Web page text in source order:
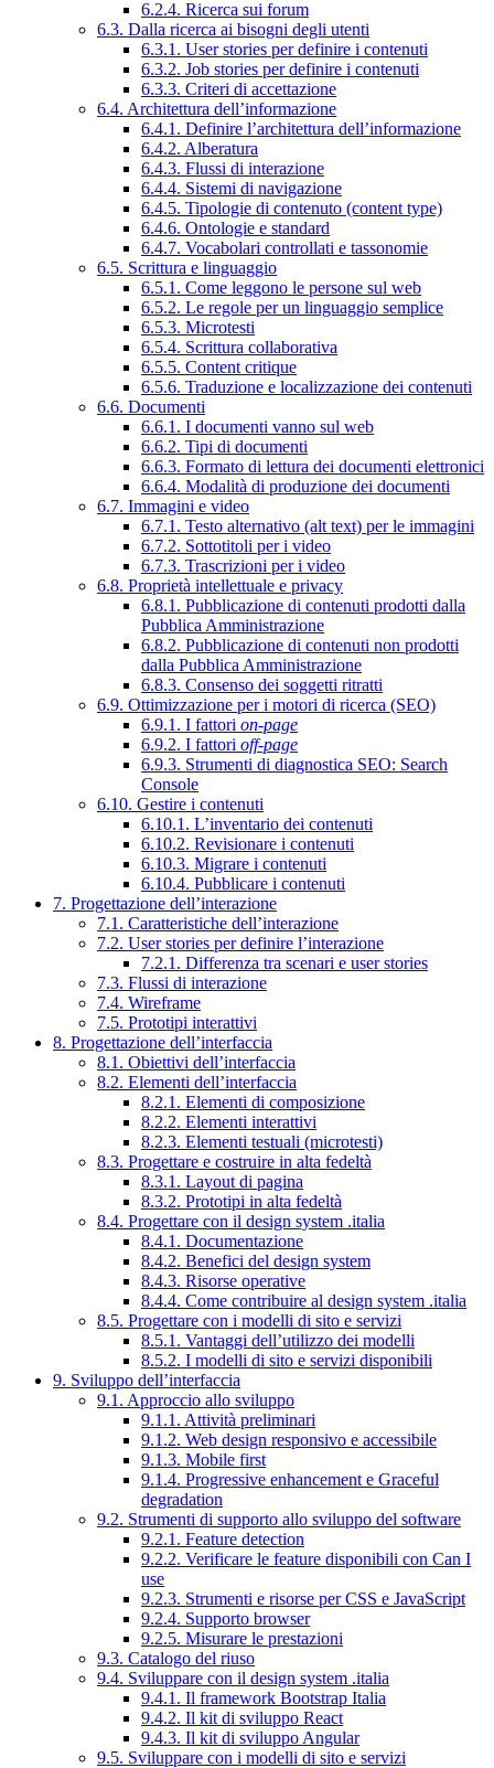
6.2.4. Ricerca sui forum
6.3. Dalla ricerca ai bisogni degli utenti
6.3.1. User stories per definire i contenuti
6.3.2. Job stories per definire i contenuti
6.3.3. Criteri di accettazione
6.4. Architettura dell’informazione
6.4.1. Definire l’architettura dell’informazione
6.4.2. Alberatura
6.4.3. Flussi di interazione
6.4.4. Sistemi di navigazione
6.4.5. Tipologie di contenuto (content type)
6.4.6. Ontologie e standard
6.4.7. Vocabolari controllati e tassonomie
6.5. Scrittura e linguaggio
6.5.1. Come leggono le persone sul web
6.5.2. Le regole per un linguaggio semplice
6.5.3. Microtesti
6.5.4. Scrittura collaborativa
6.5.5. Content critique
6.5.6. Traduzione e localizzazione dei contenuti
6.6. Documenti
6.6.1. I documenti vanno sul web
6.6.2. Tipi di documenti
6.6.3. Formato di lettura dei documenti elettronici
6.6.4. Modalità di produzione dei documenti
6.7. Immagini e video
6.7.1. Testo alternativo (alt text) per le immagini
6.7.2. Sottotitoli per i video
6.7.3. Trascrizioni per i video
6.8. Proprietà intellettuale e privacy
6.8.1. Pubblicazione di contenuti prodotti dalla
Pubblica Amministrazione
6.8.2. Pubblicazione di contenuti non prodotti
dalla Pubblica Amministrazione
6.8.3. Consenso dei soggetti ritratti
6.9. Ottimizzazione per i motori di ricerca (SEO)
6.9.1. I fattori on-page
6.9.2. I fattori off-page
6.9.3. Strumenti di diagnostica SEO: Search
Console
6.10. Gestire i contenuti
6.10.1. L’inventario dei contenuti
6.10.2. Revisionare i contenuti
6.10.3. Migrare i contenuti
6.10.4. Pubblicare i contenuti
7. Progettazione dell’interazione
7.1. Caratteristiche dell’interazione
7.2. User stories per definire l’interazione
7.2.1. Differenza tra scenari e user stories
7.3. Flussi di interazione
7.4. Wireframe
7.5. Prototipi interattivi
8. Progettazione dell’interfaccia
8.1. Obiettivi dell’interfaccia
8.2. Elementi dell’interfaccia
8.2.1. Elementi di composizione
8.2.2. Elementi interattivi
8.2.3. Elementi testuali (microtesti)
8.3. Progettare e costruire in alta fedeltà
8.3.1. Layout di pagina
8.3.2. Prototipi in alta fedeltà
8.4. Progettare con il design system .italia
8.4.1. Documentazione
8.4.2. Benefici del design system
8.4.3. Risorse operative
8.4.4. Come contribuire al design system .italia
8.5. Progettare con i modelli di sito e servizi
8.5.1. Vantaggi dell’utilizzo dei modelli
8.5.2. I modelli di sito e servizi disponibili
9. Sviluppo dell’interfaccia
9.1. Approccio allo sviluppo
9.1.1. Attività preliminari
9.1.2. Web design responsivo e accessibile
9.1.3. Mobile first
9.1.4. Progressive enhancement e Graceful
degradation
9.2. Strumenti di supporto allo sviluppo del software
9.2.1. Feature detection
9.2.2. Verificare le feature disponibili con Can I
use
9.2.3. Strumenti e risorse per CSS e JavaScript
9.2.4. Supporto browser
9.2.5. Misurare le prestazioni
9.3. Catalogo del riuso
9.4. Sviluppare con il design system .italia
9.4.1. Il framework Bootstrap Italia
9.4.2. Il kit di sviluppo React
9.4.3. Il kit di sviluppo Angular
9.5. Sviluppare con i modelli di sito e servizi